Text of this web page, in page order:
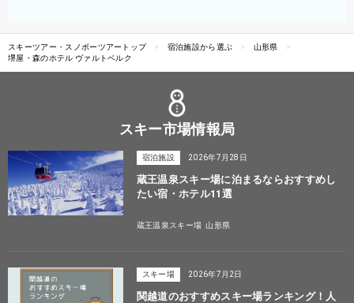
スキーツアー・スノボーツアートップ 宿泊施設から選ぶ
山形県
堺屋・森のホテル ヴァルトベルク
スキー市場情報局
宿泊施設 2026年7月28日
蔵王温泉スキー場に泊まるならおすすめし
たい宿・ホテル11選
蔵王温泉スキー場 山形県
スキー場 2026年7月2日
関越道のおすすめスキー場ランキング！人